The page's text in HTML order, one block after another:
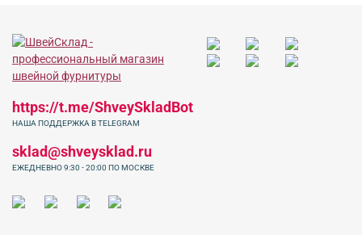
https://t.me/ShveySkladBot
НАША ПОДДЕРЖКА В TELEGRAM
sklad@shveysklad.ru
ЕЖЕДНЕВНО 9:30 - 20:00 ПО МОСКВЕ